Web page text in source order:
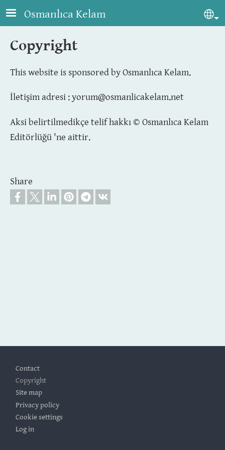
Skip to main content
Osmanlıca Kelam
Copyright
This website is sponsored by Osmanlıca Kelam.
İletişim adresi :yorum@osmanlicakelam.net
Aksi belirtilmedikçe telif hakkı © Osmanlıca Kelam
Editörlüğü 'ne aittir.
Share
Contact
Copyright
Site map
Privacy policy
Cookie settings
Log in